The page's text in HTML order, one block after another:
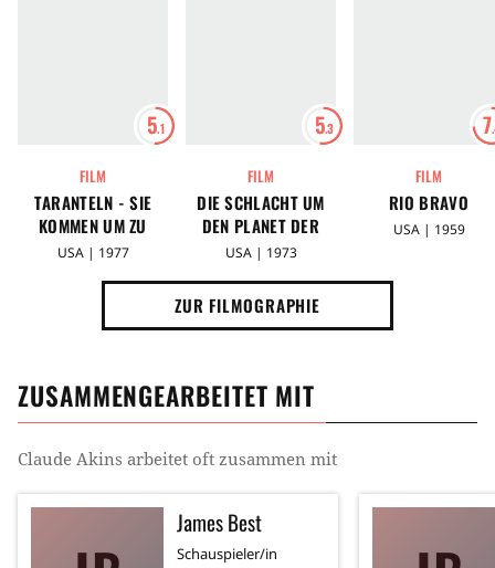
5.1
FILM
TARANTELN - SIE
KOMMEN UM ZU
TÖTEN
USA | 1977
5.3
FILM
DIE SCHLACHT UM
DEN PLANET DER
AFFEN
USA | 1973
7
FILM
RIO BRAVO
USA | 1959
ZUR FILMOGRAPHIE
ZUSAMMENGEARBEITET MIT
Claude Akins arbeitet oft zusammen mit
James Best
Schauspieler/in